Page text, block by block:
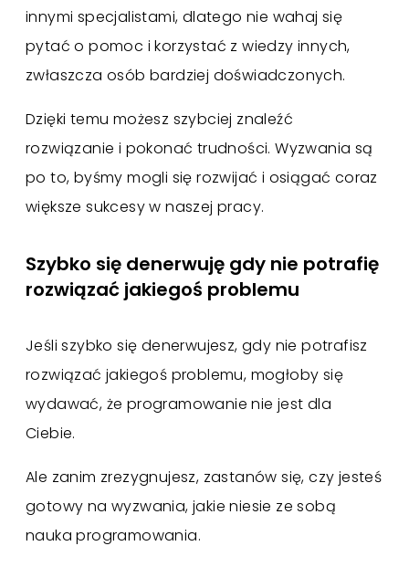
innymi specjalistami, dlatego nie wahaj się
pytać o pomoc i korzystać z wiedzy innych,
zwłaszcza osób bardziej doświadczonych.
Dzięki temu możesz szybciej znaleźć
rozwiązanie i pokonać trudności. Wyzwania są
po to, byśmy mogli się rozwijać i osiągać coraz
większe sukcesy w naszej pracy.
Szybko się denerwuję gdy nie potrafię
rozwiązać jakiegoś problemu
Jeśli szybko się denerwujesz, gdy nie potrafisz
rozwiązać jakiegoś problemu, mogłoby się
wydawać, że programowanie nie jest dla
Ciebie.
Ale zanim zrezygnujesz, zastanów się, czy jesteś
gotowy na wyzwania, jakie niesie ze sobą
nauka programowania.